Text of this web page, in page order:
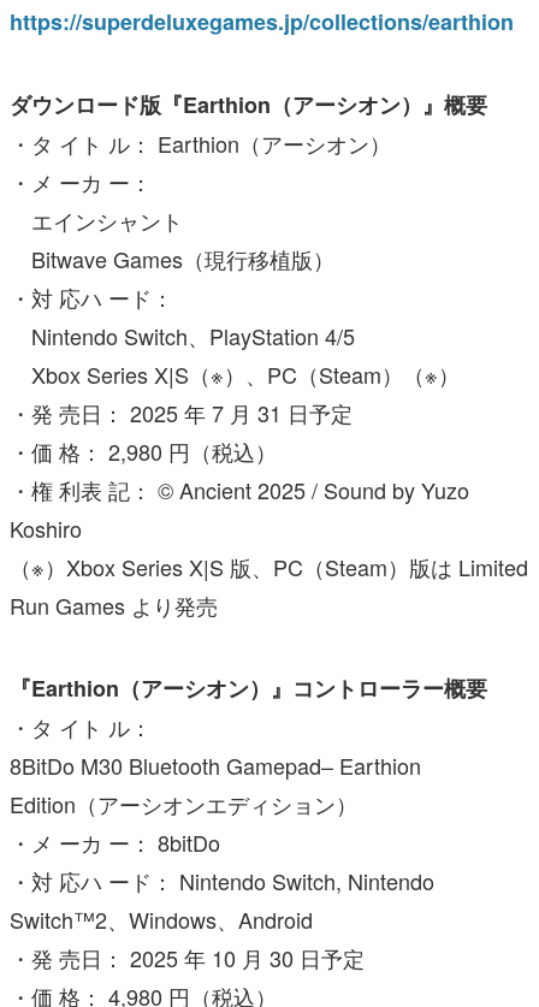
https://superdeluxegames.jp/collections/earthion
ダウンロード版『Earthion（アーシオン）』概要
・タ イト ル： Earthion（アーシオン）
・メ ーカ ー：
エインシャント
Bitwave Games（現行移植版）
・対 応ハ ード：
Nintendo Switch、PlayStation 4/5
Xbox Series X|S（※）、PC（Steam）（※）
・発 売日： 2025 年 7 月 31 日予定
・価 格： 2,980 円（税込）
・権 利表 記： © Ancient 2025 / Sound by Yuzo
Koshiro
（※）Xbox Series X|S 版、PC（Steam）版は Limited
Run Games より発売
『Earthion（アーシオン）』コントローラー概要
・タ イト ル：
8BitDo M30 Bluetooth Gamepad– Earthion
Edition（アーシオンエディション）
・メ ーカ ー： 8bitDo
・対 応ハ ード： Nintendo Switch, Nintendo
Switch™2、Windows、Android
・発 売日： 2025 年 10 月 30 日予定
・価 格： 4,980 円（税込）